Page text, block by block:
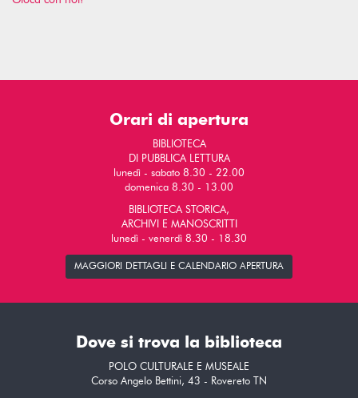
Orari di apertura
BIBLIOTECA
DI PUBBLICA LETTURA
lunedì - sabato 8.30 - 22.00
domenica 8.30 - 13.00
BIBLIOTECA STORICA,
ARCHIVI E MANOSCRITTI
lunedì - venerdì 8.30 - 18.30
MAGGIORI DETTAGLI E CALENDARIO APERTURA
Dove si trova la biblioteca
POLO CULTURALE E MUSEALE
Corso Angelo Bettini, 43 - Rovereto TN